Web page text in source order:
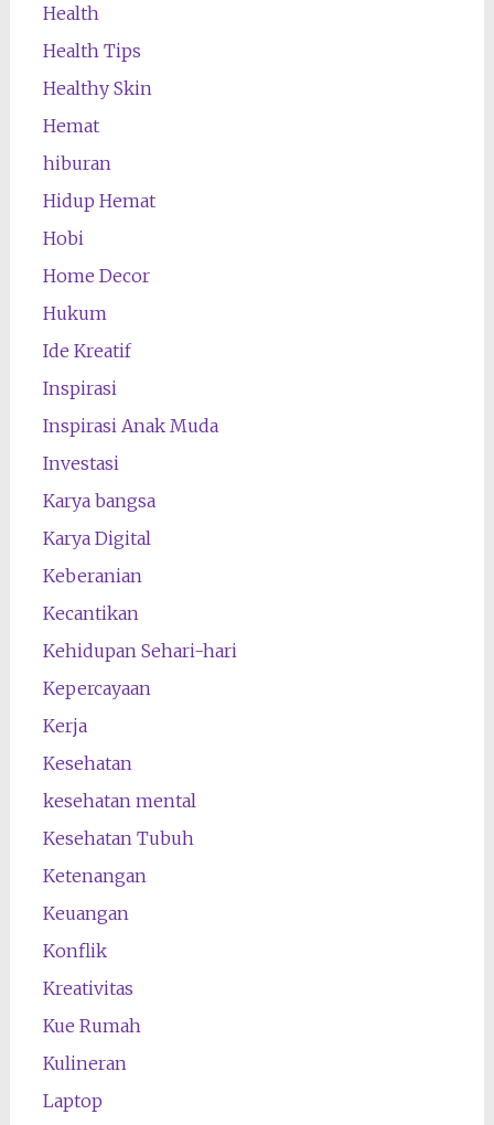
Health
Health Tips
Healthy Skin
Hemat
hiburan
Hidup Hemat
Hobi
Home Decor
Hukum
Ide Kreatif
Inspirasi
Inspirasi Anak Muda
Investasi
Karya bangsa
Karya Digital
Keberanian
Kecantikan
Kehidupan Sehari-hari
Kepercayaan
Kerja
Kesehatan
kesehatan mental
Kesehatan Tubuh
Ketenangan
Keuangan
Konflik
Kreativitas
Kue Rumah
Kulineran
Laptop